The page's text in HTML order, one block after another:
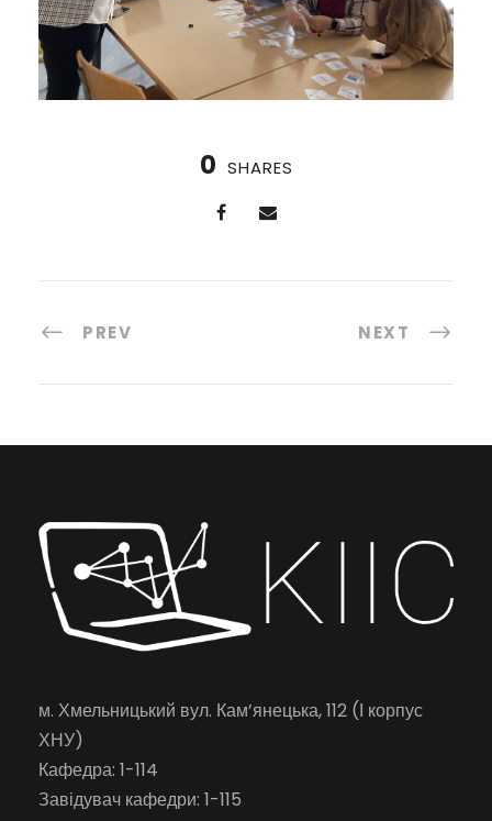
0 SHARES
PREV NEXT
м. Хмельницький вул. Кам’янецька, 112 (І корпус
ХНУ)
Кафедра: 1-114
Завідувач кафедри: 1-115